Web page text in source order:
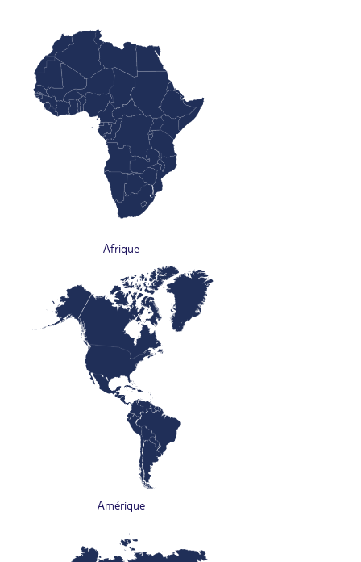
Afrique
Amérique